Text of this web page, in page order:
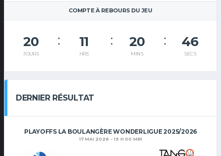
COMPTE À REBOURS DU JEU
20
JOURS
11
HRS
20
MINS
46
SECS
DERNIER RÉSULTAT
PLAYOFFS LA BOULANGÈRE WONDERLIGUE 2025/2026
17 MAI 2026 - 19 H 00 MIN